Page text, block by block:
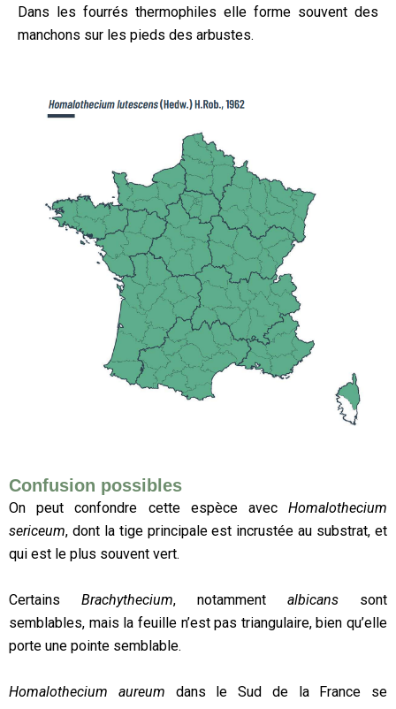
Dans les fourrés thermophiles elle forme souvent des
manchons sur les pieds des arbustes.
Confusion possibles
On peut confondre cette espèce avec Homalothecium
sericeum, dont la tige principale est incrustée au substrat, et
qui est le plus souvent vert.
Certains Brachythecium, notamment albicans sont
semblables, mais la feuille n’est pas triangulaire, bien qu’elle
porte une pointe semblable.
Homalothecium aureum dans le Sud de la France se